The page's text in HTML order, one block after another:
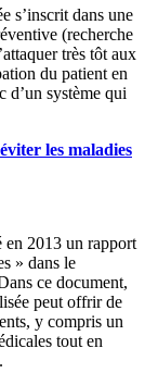
s’inscrit dans une
(recherche
très tôt aux
du patient en
d’un système qui
les maladies
en 2013 un rapport
» dans le
ce document,
peut offrir de
y compris un
tout en